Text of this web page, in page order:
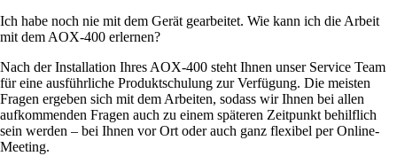
Ich habe noch nie mit dem Gerät gearbeitet. Wie kann ich die Arbeit
mit dem AOX-400 erlernen?
Nach der Installation Ihres AOX-400 steht Ihnen unser Service Team
für eine ausführliche Produktschulung zur Verfügung. Die meisten
Fragen ergeben sich mit dem Arbeiten, sodass wir Ihnen bei allen
aufkommenden Fragen auch zu einem späteren Zeitpunkt behilflich
sein werden – bei Ihnen vor Ort oder auch ganz flexibel per Online-
Meeting.